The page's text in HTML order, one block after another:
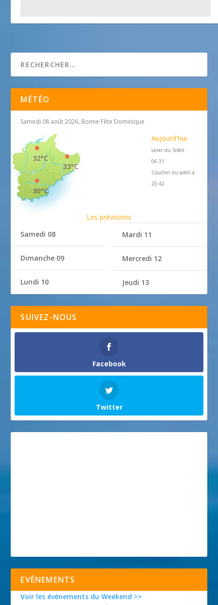
MÉTÉO
Samedi 08 août 2026, Bonne Fête Dominique
33°C
32°C
30°C
Aujourd'hui
Lever du Soleil
06:31
Coucher du soleil à
20:42
Les prévisions
Samedi 08
Dimanche 09
Lundi 10
Mardi 11
Mercredi 12
Jeudi 13
SUIVEZ-NOUS
Facebook
Twitter
EVÉNEMENTS
Voir les événements du Weekend >>